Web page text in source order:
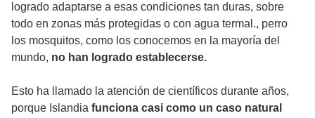
logrado adaptarse a esas condiciones tan duras, sobre
todo en zonas más protegidas o con agua termal., perro
los mosquitos, como los conocemos en la mayoría del
mundo, no han logrado establecerse.
Esto ha llamado la atención de científicos durante años,
porque Islandia funciona casi como un caso natural